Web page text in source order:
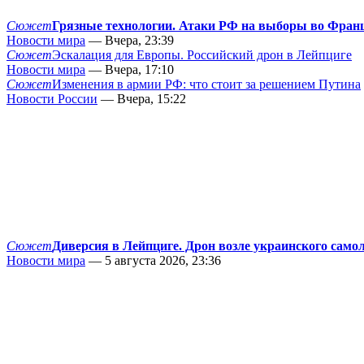
СюжетГрязные технологии. Атаки РФ на выборы во
Новости мира — Вчера, 23:39
СюжетЭскалация для Европы. Российский дрон в Лейпциге
Новости мира — Вчера, 17:10
СюжетИзменения в армии РФ: что стоит за решением Путина
Новости России — Вчера, 15:22
СюжетДиверсия в Лейпциге. Дрон возле украинского
Новости мира — 5 августа 2026, 23:36